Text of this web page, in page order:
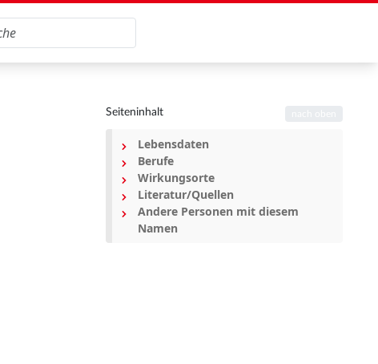
Seiteninhalt
Lebensdaten
Berufe
Wirkungsorte
Literatur/Quellen
Andere Personen mit diesem
Namen